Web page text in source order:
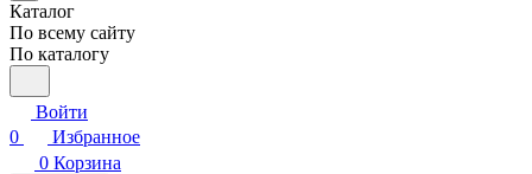
Каталог
По всему сайту
По каталогу
Войти
0
Избранное
0 Корзина